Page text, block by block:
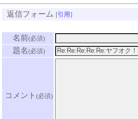
返信フォーム [引用]
名前(必須)
題名(必須)
コメント (必須)